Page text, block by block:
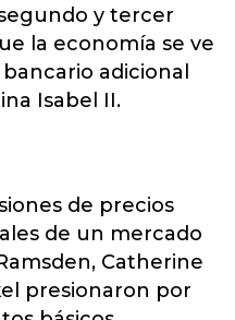
y tercer
la economía se ve
adicional
Isabel II.
de precios
de un mercado
Catherine
presionaron por